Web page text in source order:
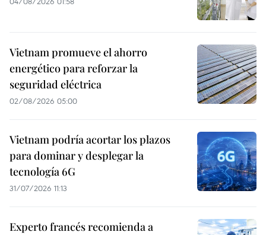
Vietnam promueve el ahorro
energético para reforzar la
seguridad eléctrica
02/08/2026 05:00
Vietnam podría acortar los plazos
para dominar y desplegar la
tecnología 6G
31/07/2026 11:13
Experto francés recomienda a